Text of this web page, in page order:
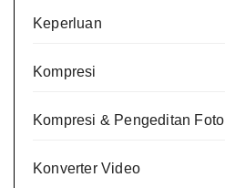
Keperluan
Kompresi
Kompresi & Pengeditan Foto
Konverter Video